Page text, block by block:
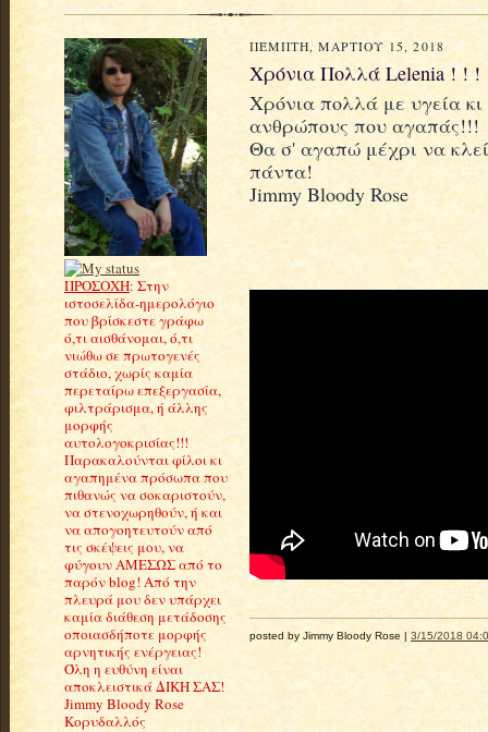
ΠΡΟΣΟΧΗ: Στην
ιστοσελίδα-ημερολόγιο
που βρίσκεστε γράφω
ό,τι αισθάνομαι, ό,τι
νιώθω σε πρωτογενές
στάδιο, χωρίς καμία
περεταίρω επεξεργασία,
φιλτράρισμα, ή άλλης
μορφής
αυτολογοκρισίας!!!
Παρακαλούνται φίλοι κι
αγαπημένα πρόσωπα που
πιθανώς να σοκαριστούν,
να στενοχωρηθούν, ή και
να απογοητευτούν από
τις σκέψεις μου, να
φύγουν ΑΜΕΣΩΣ από το
παρόν blog! Από την
πλευρά μου δεν υπάρχει
καμία διάθεση μετάδοσης
οποιασδήποτε μορφής
αρνητικής ενέργειας!
Όλη η ευθύνη είναι
αποκλειστικά ΔΙΚΗ ΣΑΣ!
Jimmy Bloody Rose
Κορυδαλλός
ΠΈΜΠΤΗ, ΜΑΡΤΊΟΥ 15, 2018
Χρόνια Πολλά Lelenia ! ! !
Χρόνια πολλά με υγεία
ανθρώπους που αγαπάς!!!
Θα σ' αγαπώ μέχρι να
πάντα!
Jimmy Bloody Rose
posted by Jimmy Bloody Rose | 3/15/2018